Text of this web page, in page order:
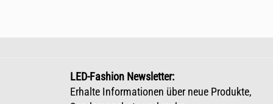
LED-Fashion Newsletter:
Erhalte Informationen über neue Produkte,